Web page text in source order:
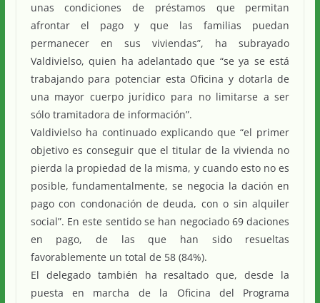
unas condiciones de préstamos que permitan
afrontar el pago y que las familias puedan
permanecer en sus viviendas”, ha subrayado
Valdivielso, quien ha adelantado que “se ya se está
trabajando para potenciar esta Oficina y dotarla de
una mayor cuerpo jurídico para no limitarse a ser
sólo tramitadora de información”.
Valdivielso ha continuado explicando que “el primer
objetivo es conseguir que el titular de la vivienda no
pierda la propiedad de la misma, y cuando esto no es
posible, fundamentalmente, se negocia la dación en
pago con condonación de deuda, con o sin alquiler
social”. En este sentido se han negociado 69 daciones
en pago, de las que han sido resueltas
favorablemente un total de 58 (84%).
El delegado también ha resaltado que, desde la
puesta en marcha de la Oficina del Programa